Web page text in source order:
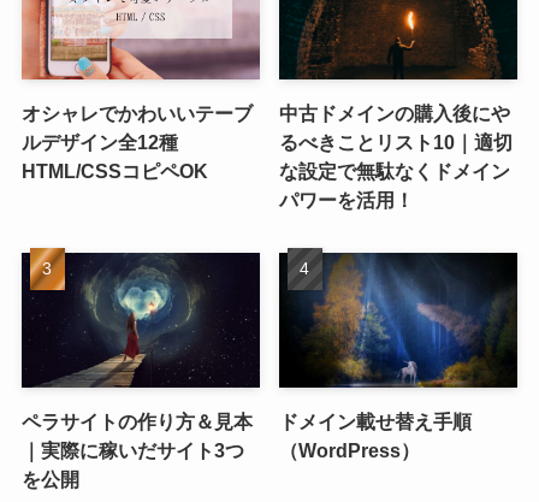
オシャレでかわいいテーブ
ルデザイン全12種
HTML/CSSコピペOK
中古ドメインの購入後にや
るべきことリスト10｜適切
な設定で無駄なくドメイン
パワーを活用！
ペラサイトの作り方＆見本
｜実際に稼いだサイト3つ
を公開
ドメイン載せ替え手順
（WordPress）